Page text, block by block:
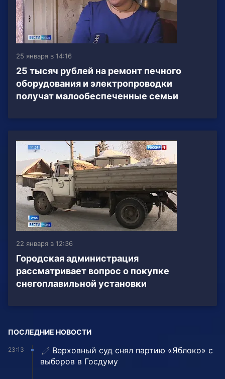
25 января в 14:16
25 тысяч рублей на ремонт печного
оборудования и электропроводки
получат малообеспеченные семьи
22 января в 12:36
Городская администрация
рассматривает вопрос о покупке
снегоплавильной установки
ПОСЛЕДНИЕ НОВОСТИ
23:13
Верховный суд снял партию «Яблоко» с
выборов в Госдуму